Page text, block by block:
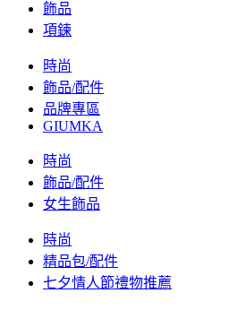
飾品
項鍊
時尚
飾品/配件
品牌專區
GIUMKA
時尚
飾品/配件
女生飾品
時尚
精品包/配件
七夕情人節禮物推薦